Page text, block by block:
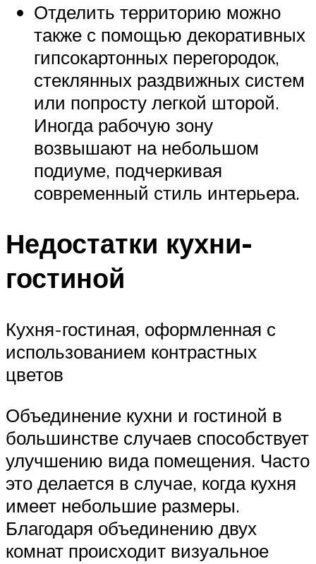
Отделить территорию можно
также с помощью декоративных
гипсокартонных перегородок,
стеклянных раздвижных систем
или попросту легкой шторой.
Иногда рабочую зону
возвышают на небольшом
подиуме, подчеркивая
современный стиль интерьера.
Недостатки кухни-
гостиной
Кухня-гостиная, оформленная с
использованием контрастных
цветов
Объединение кухни и гостиной в
большинстве случаев способствует
улучшению вида помещения. Часто
это делается в случае, когда кухня
имеет небольшие размеры.
Благодаря объединению двух
комнат происходит визуальное